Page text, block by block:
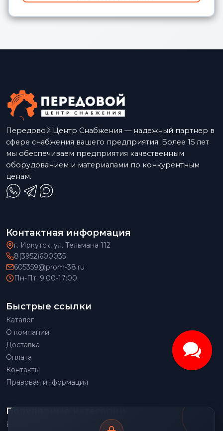
Передовой Центр Снабжения — надежный партнер в
сфере снабжения вашего предприятия. Более 15 лет
мы обеспечиваем предприятия качественным
оборудованием и материалами по конкурентным
ценам.
Контактная информация
г. Иркутск, ул. Тельмана 112
8(3952)600035
605359@prom-38.ru
Пн-Пт: 9:00-17:00
Быстрые ссылки
Каталог
О компании
Доставка
Оплата
Контакты
Правовая информация
Популярные категории
Весовое оборудование